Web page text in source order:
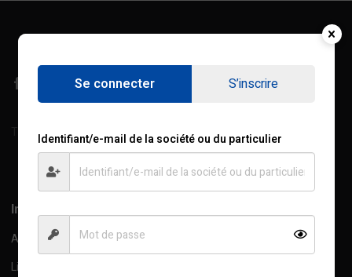
Treichville, Rue de l'Industrie, Abidjan, C.I
Afficher sur la carte
Information
A propos de nous
Livraison Information
Se connecter S’inscrire
Identifiant/e-mail de la société ou du particulier